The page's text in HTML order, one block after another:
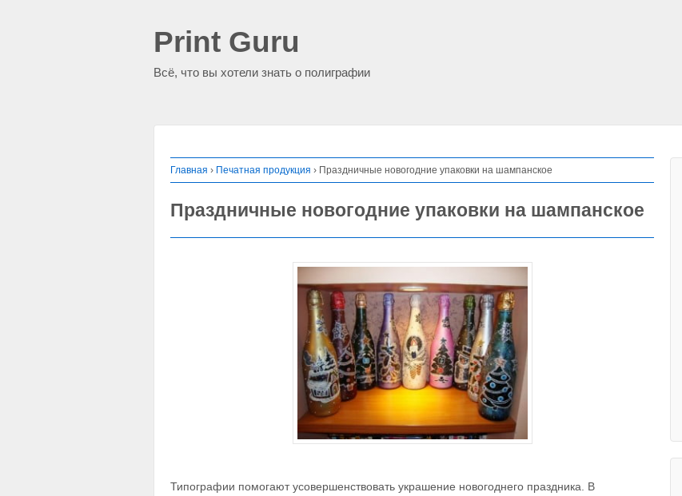
Print Guru
Всё, что вы хотели знать о полиграфии
Главная › Печатная продукция › Праздничные новогодние упаковки на шампанское
Праздничные новогодние упаковки на шампанское
Типографии помогают усовершенствовать украшение новогоднего праздника. В